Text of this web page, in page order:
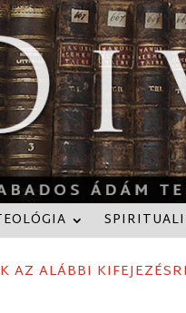
AZ ALÁBBI